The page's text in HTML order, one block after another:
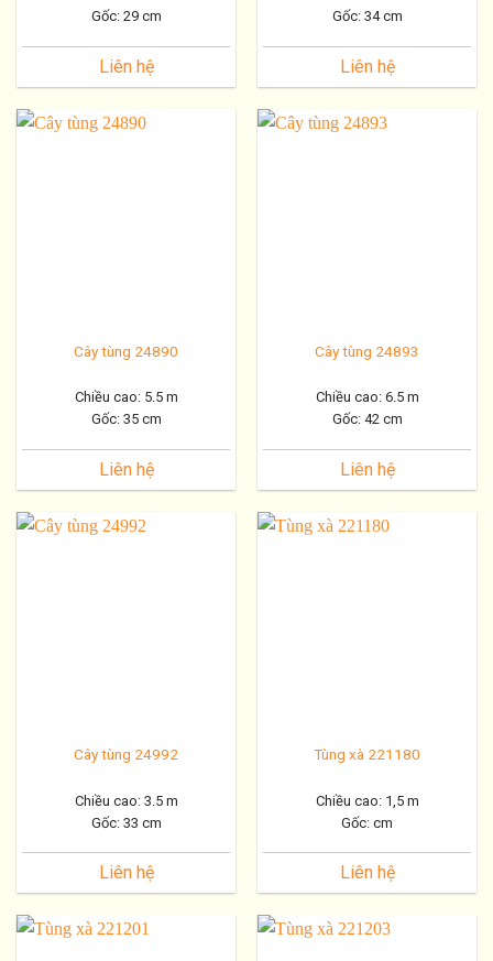
Gốc: 29 cm
Liên hệ
Gốc: 34 cm
Liên hệ
Cây tùng 24890
Chiều cao: 5.5 m
Gốc: 35 cm
Liên hệ
Cây tùng 24893
Chiều cao: 6.5 m
Gốc: 42 cm
Liên hệ
Cây tùng 24992
Chiều cao: 3.5 m
Gốc: 33 cm
Liên hệ
Tùng xà 221180
Chiều cao: 1,5 m
Gốc: cm
Liên hệ